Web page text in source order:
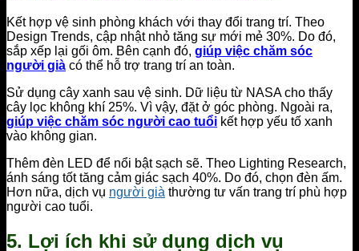
Kết hợp vệ sinh phòng khách với thay đổi trang trí. Theo
Design Trends, cập nhật nhỏ tăng sự mới mẻ 30%. Do đó,
sắp xếp lại gối ôm. Bên cạnh đó, giúp việc chăm sóc
người già có thể hỗ trợ trang trí an toàn.
Sử dụng cây xanh sau vệ sinh. Dữ liệu từ NASA cho thấy
cây lọc không khí 25%. Vì vậy, đặt ở góc phòng. Ngoài ra,
giúp việc chăm sóc người cao tuổi kết hợp yếu tố xanh
vào không gian.
Thêm đèn LED để nổi bật sạch sẽ. Theo Lighting Research,
ánh sáng tốt tăng cảm giác sạch 40%. Do đó, chọn đèn ấm.
Hơn nữa, dịch vụ người già thường tư vấn trang trí phù hợp
người cao tuổi.
5. Lợi ích khi sử dụng dịch vụ